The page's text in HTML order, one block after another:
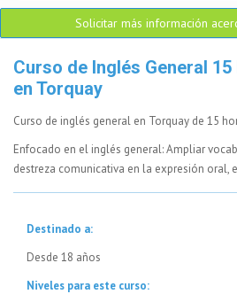
Solicitar más información
Curso de Inglés General
en Torquay
Curso de inglés general en Torquay de 15
Enfocado en el inglés general: Ampliar
destreza comunicativa en la expresión oral,
Destinado a:
Desde 18 años
Niveles para este curso: